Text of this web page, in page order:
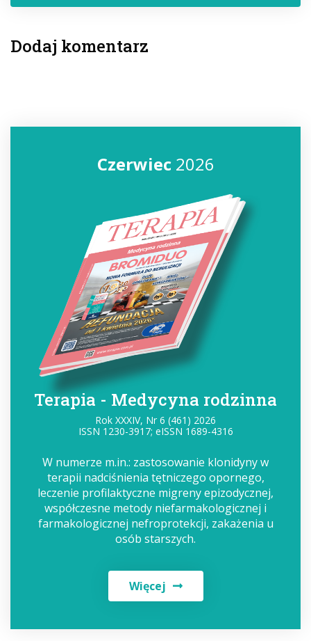
Dodaj komentarz
Czerwiec2026
Terapia - Medycyna rodzinna
Rok XXXIV, Nr 6 (461) 2026
ISSN 1230-3917; eISSN 1689-4316
W numerze m.in.: zastosowanie klonidyny w
terapii nadciśnienia tętniczego opornego,
leczenie profilaktyczne migreny epizodycznej,
współczesne metody niefarmakologicznej i
farmakologicznej nefroprotekcji, zakażenia u
osób starszych.
Więcej